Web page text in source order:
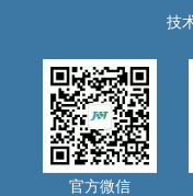
技
官方微信